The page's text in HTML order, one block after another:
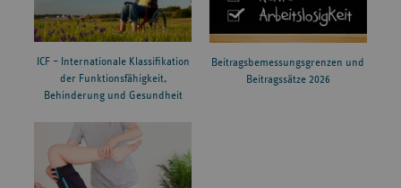
ICF – Internationale Klassifikation
der Funktionsfähigkeit,
Behinderung und Gesundheit
Beitragsbemessungsgrenzen und
Beitragssätze 2026